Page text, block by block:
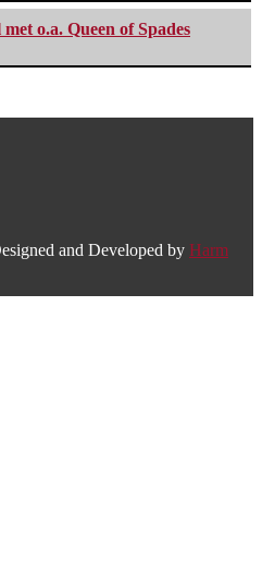
o.a. Queen of Spades
and Developed by Harm